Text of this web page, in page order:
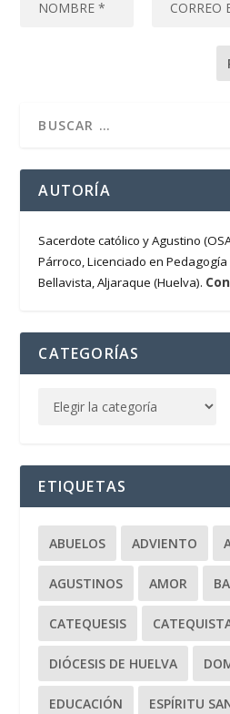
AUTORÍA
Sacerdote católico y Agustino
Párroco, Licenciado en Pedagogía
Bellavista, Aljaraque (Huelva).
CATEGORÍAS
ETIQUETAS
ABUELOS ADVIENTO
AGUSTINOS AMOR
CATEQUESIS
DIÓCESIS DE HUELVA
EDUCACIÓN ESPÍRITU